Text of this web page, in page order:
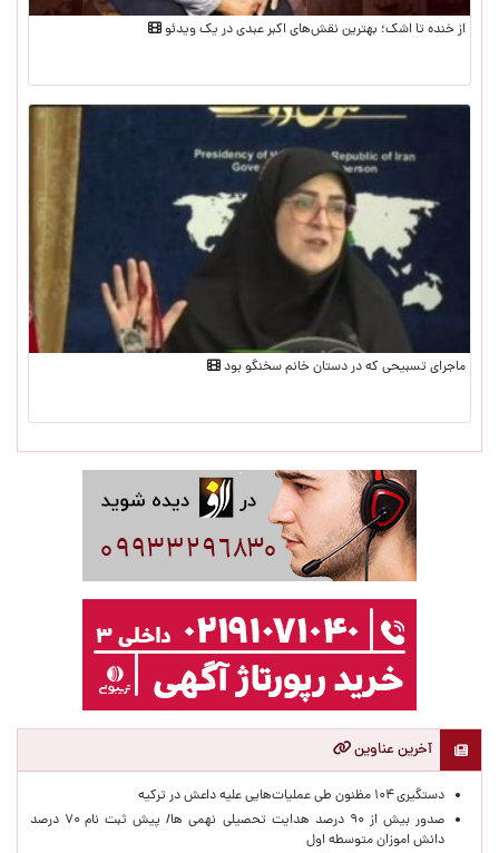
از خنده تا اشک؛ بهترین نقش‌های اکبر عبدی در یک ویدئو
ماجرای تسبیحی که در دستان خانم سخنگو بود
آخرین عناوین
دستگیری ۱۰۴ مظنون طی عملیات‌هایی علیه داعش در ترکیه
صدور بیش از ۹۰ درصد هدایت تحصیلی نهمی ها/ پیش ثبت نام ۷۰ درصد
دانش اموزان متوسطه اول